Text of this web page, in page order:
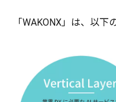
「WAKONX」は、 以下